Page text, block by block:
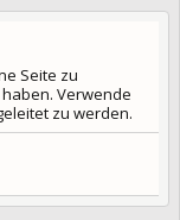
Seite zu
Verwende
zu werden.